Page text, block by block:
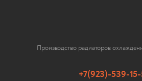
Производство радиаторов
+7(923)-539-